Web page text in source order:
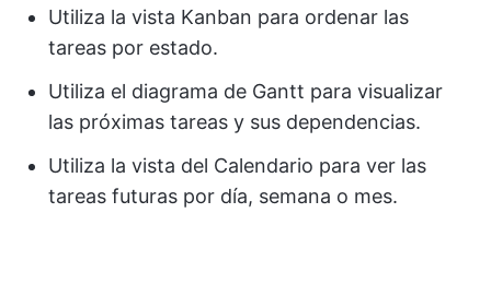
Utiliza la vista Kanban para ordenar las
tareas por estado.
Utiliza el diagrama de Gantt para visualizar
las próximas tareas y sus dependencias.
Utiliza la vista del Calendario para ver las
tareas futuras por día, semana o mes.